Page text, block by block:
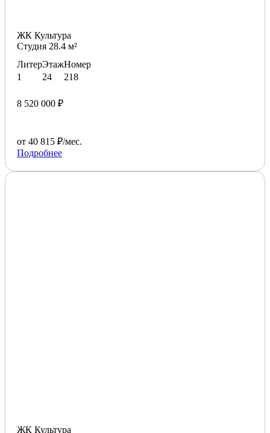
ЖК Культура
Студия 28.4 м²
Литер
1
Этаж
24
Номер
218
8 520 000 ₽
от 40 815 ₽/мес.
Подробнее
ЖК Культура